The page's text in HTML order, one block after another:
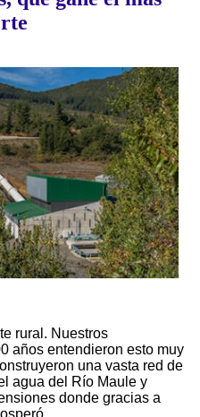
rural. Nuestros
años entendieron esto muy
una vasta red de
agua del Río Maule y
donde gracias a